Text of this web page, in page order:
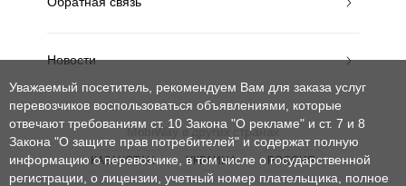
Новости
MobiWay в других странах
КАЗАХСТАН УКРАИНА РОССИЯ
Уважаемый посетитель, рекомендуем Вам для заказа услуг
перевозчиков воспользоваться объявлениями, которые
отвечают требованиям ст. 10 Закона "О рекламе" и ст. 7 и 8
Закона "О защите прав потребителей" и содержат полную
информацию о перевозчике, в том числе о государственной
регистрации, о лицензии, учетный номер плательщика, полное